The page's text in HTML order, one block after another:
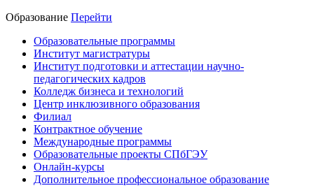
Образование Перейти
Образовательные программы
Институт магистратуры
Институт подготовки и аттестации научно-
педагогических кадров
Колледж бизнеса и технологий
Центр инклюзивного образования
Филиал
Контрактное обучение
Международные программы
Образовательные проекты СПбГЭУ
Онлайн-курсы
Дополнительное профессиональное образование